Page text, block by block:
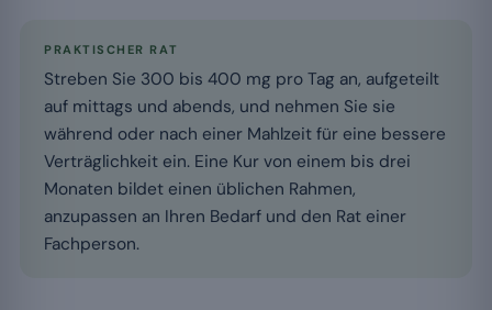
PRAKTISCHER RAT
Streben Sie 300 bis 400 mg pro Tag an, aufgeteilt
auf mittags und abends, und nehmen Sie sie
während oder nach einer Mahlzeit für eine bessere
Verträglichkeit ein. Eine Kur von einem bis drei
Monaten bildet einen üblichen Rahmen,
anzupassen an Ihren Bedarf und den Rat einer
Fachperson.